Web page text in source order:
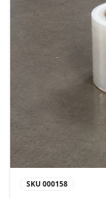
SKU 000158